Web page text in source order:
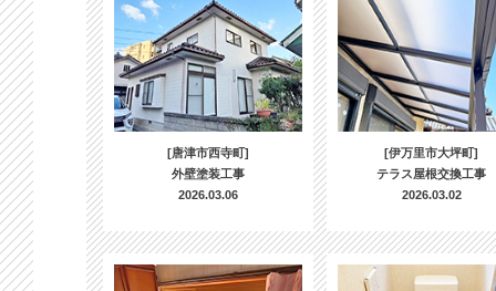
[唐津市西寺町]
外壁塗装工事
2026.03.06
[伊万里市大坪町]
テラス屋根交換工事
2026.03.02